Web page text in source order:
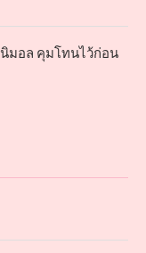
มอล คุมโทนไว้ก่อน